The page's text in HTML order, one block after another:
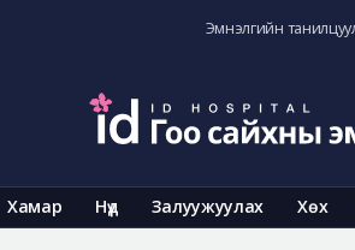
Эмнэлгийн
Хамар Нүд Залуужуулах Хөх